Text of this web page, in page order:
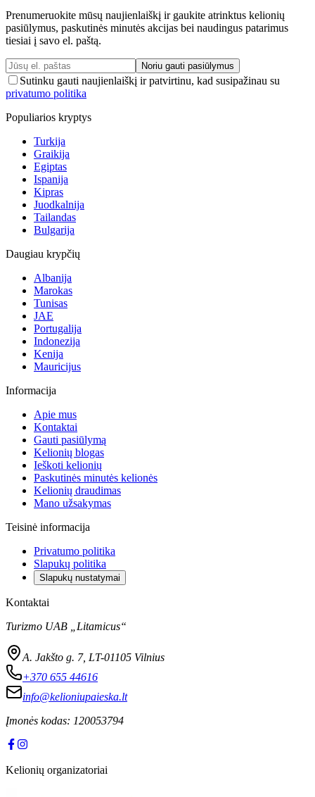
Prenumeruokite mūsų naujienlaiškį ir gaukite atrinktus kelionių
pasiūlymus, paskutinės minutės akcijas bei naudingus patarimus
tiesiai į savo el. paštą.
Noriu gauti pasiūlymus
Sutinku gauti naujienlaiškį ir patvirtinu, kad susipažinau su
privatumo politika
Populiarios kryptys
Turkija
Graikija
Egiptas
Ispanija
Kipras
Juodkalnija
Tailandas
Bulgarija
Daugiau krypčių
Albanija
Marokas
Tunisas
JAE
Portugalija
Indonezija
Kenija
Mauricijus
Informacija
Apie mus
Kontaktai
Gauti pasiūlymą
Kelionių blogas
Ieškoti kelionių
Paskutinės minutės kelionės
Kelionių draudimas
Mano užsakymas
Teisinė informacija
Privatumo politika
Slapukų politika
Slapukų nustatymai
Kontaktai
Turizmo UAB „Litamicus“
A. Jakšto g. 7, LT-01105 Vilnius
+370 655 44616
info@kelioniupaieska.lt
Įmonės kodas: 120053794
Kelionių organizatoriai